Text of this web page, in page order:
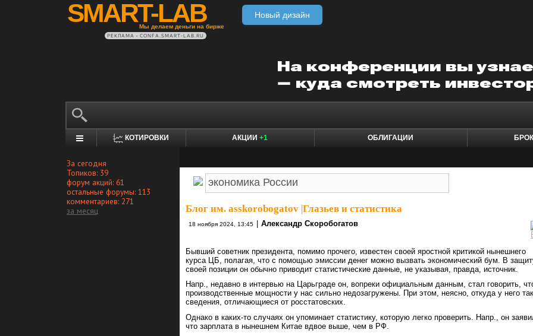
SMART-LAB
Мы делаем деньги на бирже
Новый дизайн
РЕКЛАМА • CONFA.SMART-LAB.RU
КОТИРОВКИ АКЦИИ +1 ОБЛИГАЦИИ
За сегодня
Топиков: 39
форум акций: 61
остальные форумы: 113
комментариев: 271
за месяц
Блог им. asskorobogatov Глазьев и статистика
18 ноября 2024, 13:45 Александр Скоробогатов
Бывший советник президента, помимо прочего, известен своей яростной критикой нынешнего
курса ЦБ, полагая, что с помощью эмиссии денег можно вызвать экономический бум. В
своей позиции он обычно приводит статистические данные, не указывая, правда, источник.
Напр., недавно в интервью на Царьграде он, вопреки официальным данным, стал говорить,
производственные мощности у нас сильно недозагружены. При этом, неясно, откуда у него
сведения, отличающиеся от росстатовских.
Однако в каких-то случаях он упоминает статистику, которую легко проверить. Напр., он
что зарплата в нынешнем Китае вдвое выше, чем в РФ.